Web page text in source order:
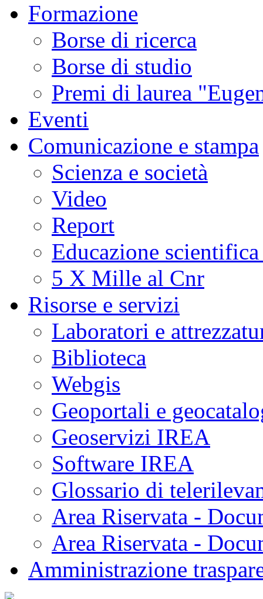
Formazione
Borse di ricerca
Borse di studio
Premi di laurea
Eventi
Comunicazione e stampa
Scienza e società
Video
Report
Educazione
5 X Mille al Cnr
Risorse e servizi
Laboratori e
Biblioteca
Webgis
Geoportali e
Geoservizi IREA
Software IREA
Glossario di
Area Riservata -
Area Riservata -
Amministrazione